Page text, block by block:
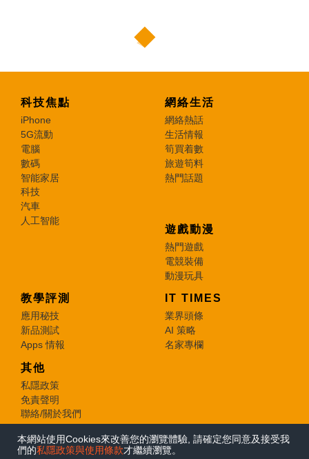
本網站使用Cookies來改善您的瀏覽體驗, 請確定您同意及接受我
們的私隱政策與使用條款才繼續瀏覽。
科技焦點
iPhone
5G流動
電腦
數碼
智能家居
科技
汽車
人工智能
網絡生活
網絡熱話
生活情報
筍買着數
旅遊筍料
熱門話題
遊戲動漫
熱門遊戲
電競裝備
動漫玩具
教學評測
應用秘技
新品測試
Apps 情報
IT TIMES
業界頭條
AI 策略
名家專欄
其他
私隱政策
免責聲明
聯絡/關於我們
© 2026 e-zone. All Rights Reserved.